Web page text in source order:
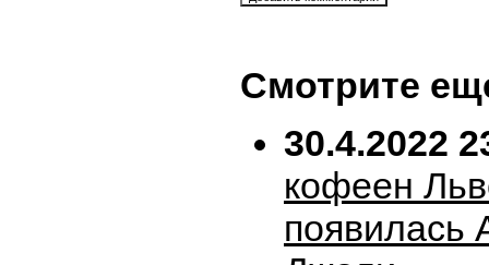
Смотрите
30.4.2022
кофеен
появилась